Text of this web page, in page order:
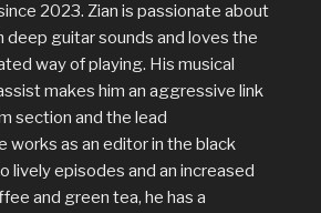
2023. Zian is passionate about
guitar sounds and loves the
way of playing. His musical
makes him an aggressive link
section and the lead
works as an editor in the black
lively episodes and an increased
and green tea, he has a